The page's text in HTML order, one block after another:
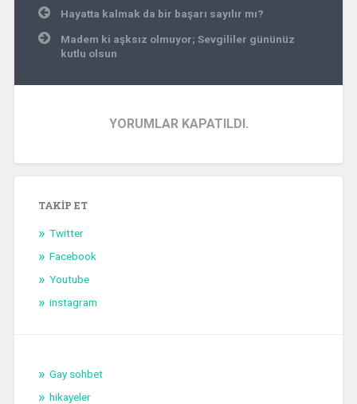
Yazı
gezinmesi
Hayatta kalmak da bir başarı sayılır mı?
Madem ki aşksız olmuyor; Sevgililer gününüz
kutlu olsun
YORUMLAR KAPATILDI.
TAKIP ET
Twitter
Facebook
Youtube
instagram
Gay sohbet
hikayeler